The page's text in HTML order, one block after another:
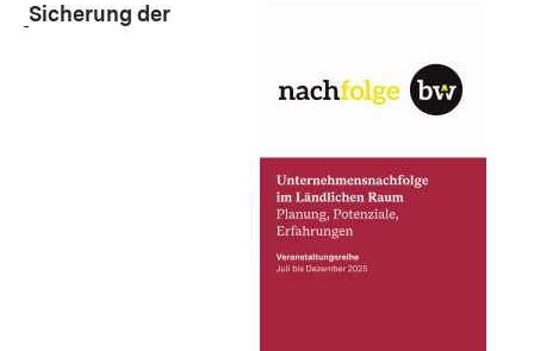
Sicherung der